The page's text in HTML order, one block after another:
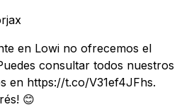
en Lowi no ofrecemos el
consultar todos nuestros
en https://t.co/V31ef4JFhs.
😊